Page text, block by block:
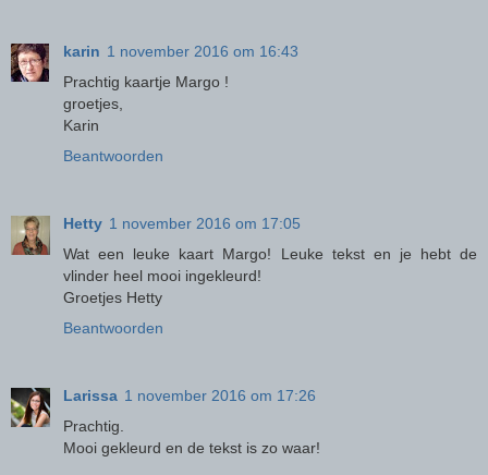
karin 1 november 2016 om 16:43
Prachtig kaartje Margo !
groetjes,
Karin
Beantwoorden
Hetty 1 november 2016 om 17:05
Wat een leuke kaart Margo! Leuke tekst en je hebt de
vlinder heel mooi ingekleurd!
Groetjes Hetty
Beantwoorden
Larissa 1 november 2016 om 17:26
Prachtig.
Mooi gekleurd en de tekst is zo waar!